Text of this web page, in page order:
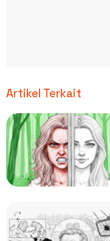
Artikel Terkait